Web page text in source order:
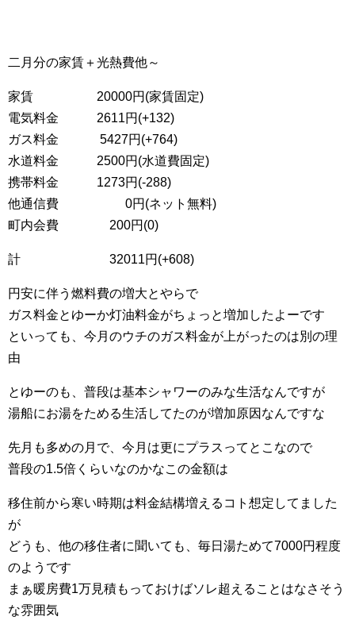
二月分の家賃＋光熱費他～
家賃 20000円(家賃固定)
電気料金 2611円(+132)
ガス料金 5427円(+764)
水道料金 2500円(水道費固定)
携帯料金 1273円(-288)
他通信費 0円(ネット無料)
町内会費 200円(0)
計 32011円(+608)
円安に伴う燃料費の増大とやらで
ガス料金とゆーか灯油料金がちょっと増加したよーです
といっても、今月のウチのガス料金が上がったのは別の理
由
とゆーのも、普段は基本シャワーのみな生活なんですが
湯船にお湯をためる生活してたのが増加原因なんですな
先月も多めの月で、今月は更にプラスってとこなので
普段の1.5倍くらいなのかなこの金額は
移住前から寒い時期は料金結構増えるコト想定してました
が
どうも、他の移住者に聞いても、毎日湯ためて7000円程度
のようです
まぁ暖房費1万見積もっておけばソレ超えることはなさそう
な雰囲気